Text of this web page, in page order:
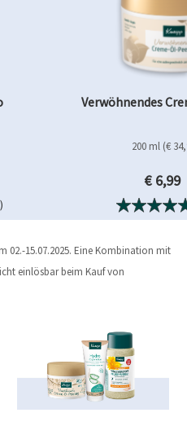
Verwöhnendes
200 ml (€
€ 6,99
02.-15.07.2025. Eine Kombination mit
einlösbar beim Kauf von